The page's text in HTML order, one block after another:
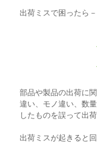
出荷ミスで困ったら
部品や製品の出荷に
違い、モノ違い、数
したものを誤って出
出荷ミスが起きると